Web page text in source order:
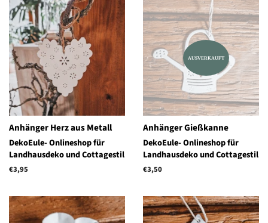
Anhänger Herz aus Metall
DekoEule- Onlineshop für
Landhausdeko und Cottagestil
Normaler
€3,95
AUSVERKAUFT
Anhänger Gießkanne
DekoEule- Onlineshop für
Landhausdeko und Cottagestil
Normaler
€3,50